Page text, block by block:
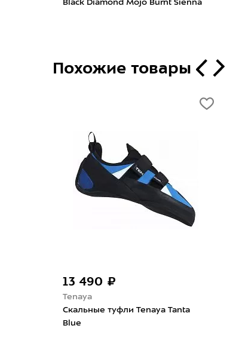
Black Diamond Mojo Burnt Sienna
Похожие товары
13 490 ₽
Tenaya
Скальные туфли Tenaya Tanta
Blue